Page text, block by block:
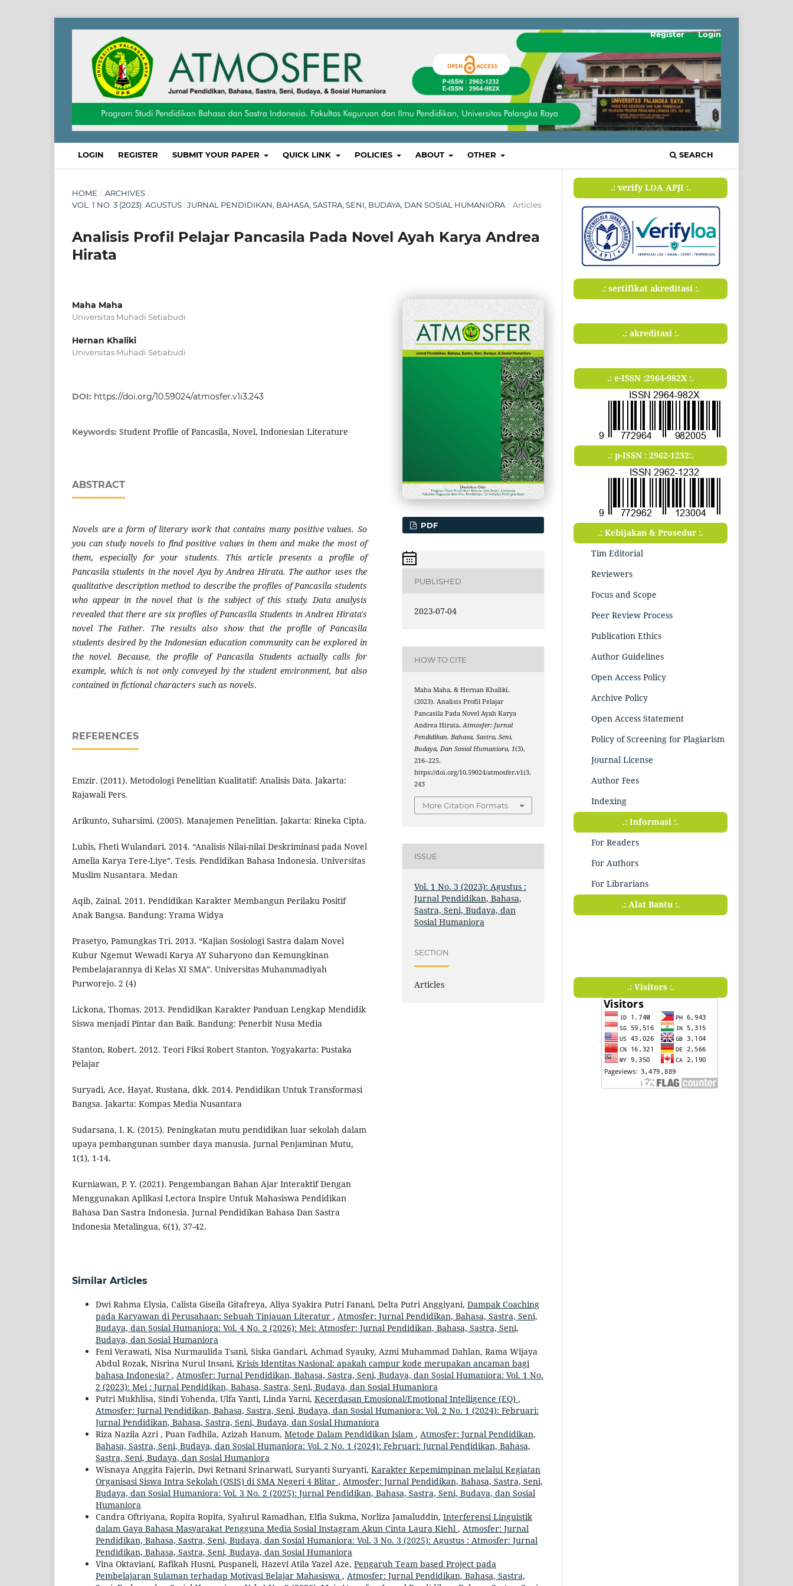
LOGIN REGISTER SUBMIT YOUR PAPER QUICK LINK POLICIES ABOUT OTHER SEARCH
Register Login
HOME / ARCHIVES /
VOL. 1 NO. 3 (2023): AGUSTUS : JURNAL PENDIDIKAN, BAHASA, SASTRA, SENI, BUDAYA, DAN SOSIAL HUMANIORA / Articles
Analisis Profil Pelajar Pancasila Pada Novel Ayah Karya Andrea
Hirata
Maha Maha
Universitas Muhadi Setiabudi
Hernan Khaliki
Universitas Muhadi Setiabudi
DOI: https://doi.org/10.59024/atmosfer.v1i3.243
Keywords: Student Profile of Pancasila, Novel, Indonesian Literature
ABSTRACT
Novels are a form of literary work that contains many positive values. So
you can study novels to find positive values in them and make the most of
them, especially for your students. This article presents a profile of
Pancasila students in the novel Aya by Andrea Hirata. The author uses the
qualitative description method to describe the profiles of Pancasila students
who appear in the novel that is the subject of this study. Data analysis
revealed that there are six profiles of Pancasila Students in Andrea Hirata's
novel The Father. The results also show that the profile of Pancasila
students desired by the Indonesian education community can be explored in
the novel. Because, the profile of Pancasila Students actually calls for
example, which is not only conveyed by the student environment, but also
contained in fictional characters such as novels.
REFERENCES
Emzir. (2011). Metodologi Penelitian Kualitatif: Analisis Data. Jakarta:
Rajawali Pers.
Arikunto, Suharsimi. (2005). Manajemen Penelitian. Jakarta: Rineka Cipta.
Lubis, Fheti Wulandari. 2014. “Analisis Nilai-nilai Deskriminasi pada Novel
Amelia Karya Tere-Liye”. Tesis. Pendidikan Bahasa Indonesia. Universitas
Muslim Nusantara. Medan
Aqib, Zainal. 2011. Pendidikan Karakter Membangun Perilaku Positif
Anak Bangsa. Bandung: Yrama Widya
Prasetyo, Pamungkas Tri. 2013. “Kajian Sosiologi Sastra dalam Novel
Kubur Ngemut Wewadi Karya AY Suharyono dan Kemungkinan
Pembelajarannya di Kelas XI SMA”. Universitas Muhammadiyah
Purworejo. 2 (4)
Lickona, Thomas. 2013. Pendidikan Karakter Panduan Lengkap Mendidik
Siswa menjadi Pintar dan Baik. Bandung: Penerbit Nusa Media
Stanton, Robert. 2012. Teori Fiksi Robert Stanton. Yogyakarta: Pustaka
Pelajar
Suryadi, Ace, Hayat, Rustana, dkk. 2014. Pendidikan Untuk Transformasi
Bangsa. Jakarta: Kompas Media Nusantara
Sudarsana, I. K. (2015). Peningkatan mutu pendidikan luar sekolah dalam
upaya pembangunan sumber daya manusia. Jurnal Penjaminan Mutu,
1(1), 1-14.
Kurniawan, P. Y. (2021). Pengembangan Bahan Ajar Interaktif Dengan
Menggunakan Aplikasi Lectora Inspire Untuk Mahasiswa Pendidikan
Bahasa Dan Sastra Indonesia. Jurnal Pendidikan Bahasa Dan Sastra
Indonesia Metalingua, 6(1), 37-42.
PDF
PUBLISHED
2023-07-04
HOW TO CITE
Maha Maha, & Hernan Khaliki.
(2023). Analisis Profil Pelajar
Pancasila Pada Novel Ayah Karya
Andrea Hirata.Atmosfer: Jurnal
Pendidikan, Bahasa, Sastra, Seni,
Budaya, Dan Sosial Humaniora,1(3),
216–225.
https://doi.org/10.59024/atmosfer.v1i3.
243
More Citation Formats
ISSUE
Vol. 1 No. 3 (2023): Agustus :
Jurnal Pendidikan, Bahasa,
Sastra, Seni, Budaya, dan
Sosial Humaniora
SECTION
Articles
Similar Articles
Dwi Rahma Elysia, Calista Giseila Gitafreya, Aliya Syakira Putri Fanani, Delta Putri Anggiyani, Dampak Coaching
pada Karyawan di Perusahaan: Sebuah Tinjauan Literatur , Atmosfer: Jurnal Pendidikan, Bahasa, Sastra, Seni,
Budaya, dan Sosial Humaniora: Vol. 4 No. 2 (2026): Mei: Atmosfer: Jurnal Pendidikan, Bahasa, Sastra, Seni,
Budaya, dan Sosial Humaniora
Feni Verawati, Nisa Nurmaulida Tsani, Siska Gandari, Achmad Syauky, Azmi Muhammad Dahlan, Rama Wijaya
Abdul Rozak, Nisrina Nurul Insani, Krisis Identitas Nasional: apakah campur kode merupakan ancaman bagi
bahasa Indonesia? , Atmosfer: Jurnal Pendidikan, Bahasa, Sastra, Seni, Budaya, dan Sosial Humaniora: Vol. 1 No.
2 (2023): Mei : Jurnal Pendidikan, Bahasa, Sastra, Seni, Budaya, dan Sosial Humaniora
Putri Mukhlisa, Sindi Yohenda, Ulfa Yanti, Linda Yarni, Kecerdasan Emosional/Emotional Intelligence (EQ) ,
Atmosfer: Jurnal Pendidikan, Bahasa, Sastra, Seni, Budaya, dan Sosial Humaniora: Vol. 2 No. 1 (2024): Februari:
Jurnal Pendidikan, Bahasa, Sastra, Seni, Budaya, dan Sosial Humaniora
Riza Nazila Azri , Puan Fadhila, Azizah Hanum, Metode Dalam Pendidikan Islam , Atmosfer: Jurnal Pendidikan,
Bahasa, Sastra, Seni, Budaya, dan Sosial Humaniora: Vol. 2 No. 1 (2024): Februari: Jurnal Pendidikan, Bahasa,
Sastra, Seni, Budaya, dan Sosial Humaniora
Wisnaya Anggita Fajerin, Dwi Retnani Srinarwati, Suryanti Suryanti, Karakter Kepemimpinan melalui Kegiatan
Organisasi Siswa Intra Sekolah (OSIS) di SMA Negeri 4 Blitar , Atmosfer: Jurnal Pendidikan, Bahasa, Sastra, Seni,
Budaya, dan Sosial Humaniora: Vol. 3 No. 2 (2025): Jurnal Pendidikan, Bahasa, Sastra, Seni, Budaya, dan Sosial
Humaniora
Candra Oftriyana, Ropita Ropita, Syahrul Ramadhan, Elfia Sukma, Norliza Jamaluddin, Interferensi Linguistik
dalam Gaya Bahasa Masyarakat Pengguna Media Sosial Instagram Akun Cinta Laura Kiehl , Atmosfer: Jurnal
Pendidikan, Bahasa, Sastra, Seni, Budaya, dan Sosial Humaniora: Vol. 3 No. 3 (2025): Agustus : Atmosfer: Jurnal
Pendidikan, Bahasa, Sastra, Seni, Budaya, dan Sosial Humaniora
Vina Oktaviani, Rafikah Husni, Puspaneli, Hazevi Atila Yazel Aze, Pengaruh Team based Project pada
Pembelajaran Sulaman terhadap Motivasi Belajar Mahasiswa , Atmosfer: Jurnal Pendidikan, Bahasa, Sastra,
.: verify LOA APJI :.
.: sertifikat akreditasi :.
.: akreditasi :.
.: e-ISSN :2964-982X :.
.: p-ISSN : 2962-1232:.
.: Kebijakan & Prosedur :.
Tim Editorial
Reviewers
Focus and Scope
Peer Review Process
Publication Ethics
Author Guidelines
Open Access Policy
Archive Policy
Open Access Statement
Policy of Screening for Plagiarism
Journal License
Author Fees
Indexing
.: Informasi :.
For Readers
For Authors
For Librarians
.: Alat Bantu :.
.: Visitors :.